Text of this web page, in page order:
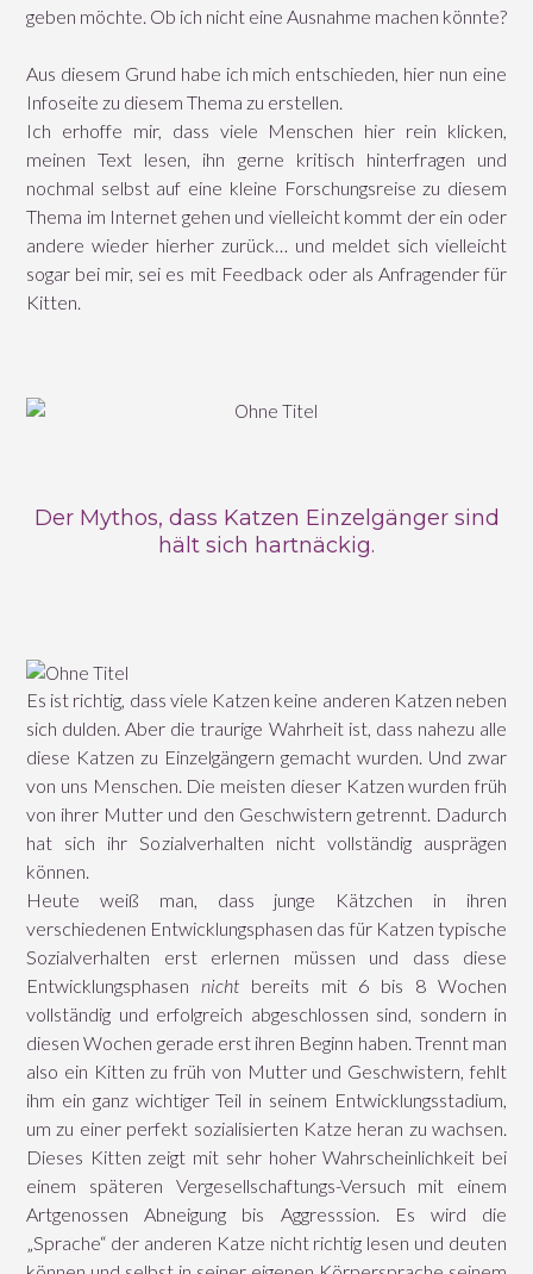
geben möchte. Ob ich nicht eine Ausnahme machen könnte?
Aus diesem Grund habe ich mich entschieden, hier nun eine
Infoseite zu diesem Thema zu erstellen.
Ich erhoffe mir, dass viele Menschen hier rein klicken,
meinen Text lesen, ihn gerne kritisch hinterfragen und
nochmal selbst auf eine kleine Forschungsreise zu diesem
Thema im Internet gehen und vielleicht kommt der ein oder
andere wieder hierher zurück… und meldet sich vielleicht
sogar bei mir, sei es mit Feedback oder als Anfragender für
Kitten.
Der Mythos, dass Katzen Einzelgänger sind
hält sich hartnäckig.
Es ist richtig, dass viele Katzen keine anderen Katzen neben
sich dulden. Aber die traurige Wahrheit ist, dass nahezu alle
diese Katzen zu Einzelgängern gemacht wurden. Und zwar
von uns Menschen. Die meisten dieser Katzen wurden früh
von ihrer Mutter und den Geschwistern getrennt. Dadurch
hat sich ihr Sozialverhalten nicht vollständig ausprägen
können.
Heute weiß man, dass junge Kätzchen in ihren
verschiedenen Entwicklungsphasen das für Katzen typische
Sozialverhalten erst erlernen müssen und dass diese
Entwicklungsphasen nichtbereits mit 6 bis 8 Wochen
vollständig und erfolgreich abgeschlossen sind, sondern in
diesen Wochen gerade erst ihren Beginn haben. Trennt man
also ein Kitten zu früh von Mutter und Geschwistern, fehlt
ihm ein ganz wichtiger Teil in seinem Entwicklungsstadium,
um zu einer perfekt sozialisierten Katze heran zu wachsen.
Dieses Kitten zeigt mit sehr hoher Wahrscheinlichkeit bei
einem späteren Vergesellschaftungs-Versuch mit einem
Artgenossen Abneigung bis Aggresssion. Es wird die
„Sprache“ der anderen Katze nicht richtig lesen und deuten